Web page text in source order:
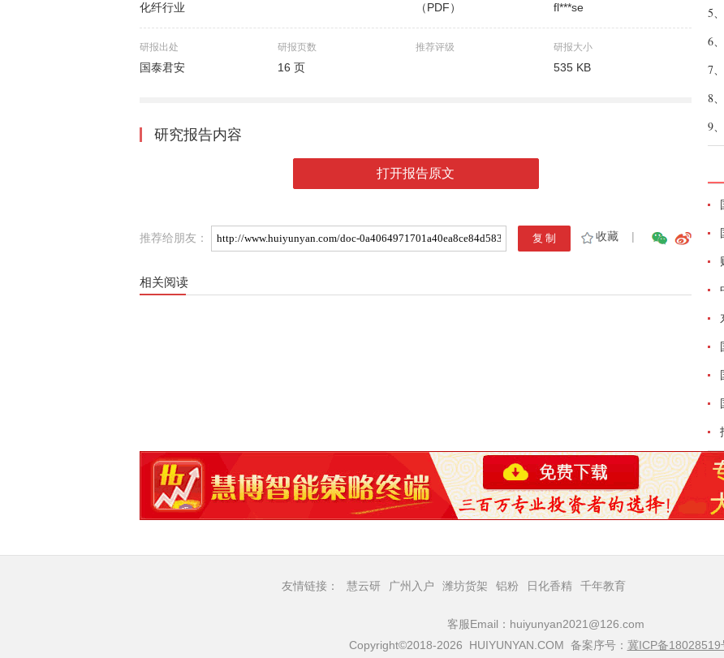
化纤行业 （PDF） fl***se
研报出处
国泰君安
研报页数
16 页
推荐评级 研报大小
535 KB
研究报告内容
打开报告原文
推荐给朋友： 收藏 |
相关阅读
5、
6、
7、
8、
9、
友情链接： 慧云研 广州入户 潍坊货架 铝粉 日化香精 千年教育
客服Email：huiyunyan2021@126.com
Copyright©2018-2026 HUIYUNYAN.COM 备案序号： 冀ICP备18028519